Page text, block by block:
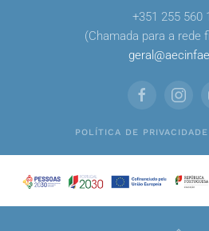
+351 255 560
(Chamada para a rede
geral @
POLÍTICA DE PRIVACIDADE